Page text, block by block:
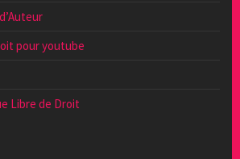
pour youtube
Libre de Droit